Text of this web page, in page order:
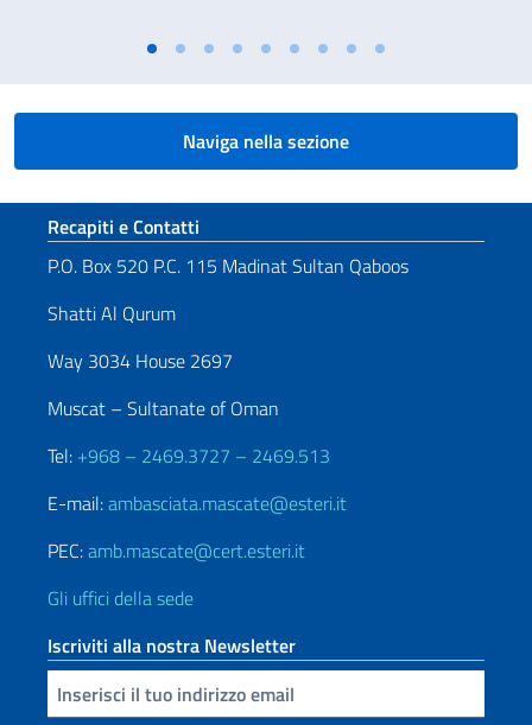
Naviga nella sezione
Sezione footer
Recapiti e Contatti
P.O. Box 520 P.C. 115 Madinat Sultan Qaboos
Shatti Al Qurum
Way 3034 House 2697
Muscat – Sultanate of Oman
Tel: +968 – 2469.3727 – 2469.513
E-mail:ambasciata.mascate@esteri.it
PEC:amb.mascate@cert.esteri.it
Gli uffici della sede
Iscriviti alla nostra Newsletter
Inserisci la tua email